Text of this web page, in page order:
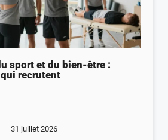
sport et du bien-être :
recrutent
31 juillet 2026